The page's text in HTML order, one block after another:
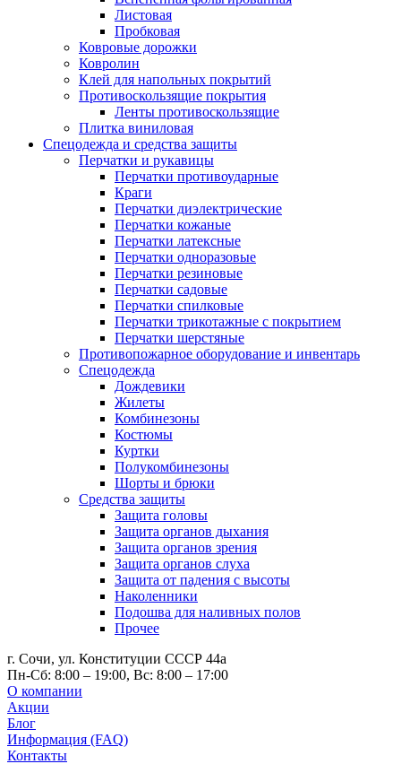
Листовая
Пробковая
Ковровые дорожки
Ковролин
Клей для напольных покрытий
Противоскользящие покрытия
Ленты противоскользящие
Плитка виниловая
Спецодежда и средства защиты
Перчатки и рукавицы
Перчатки противоударные
Краги
Перчатки диэлектрические
Перчатки кожаные
Перчатки латексные
Перчатки одноразовые
Перчатки резиновые
Перчатки садовые
Перчатки спилковые
Перчатки трикотажные с покрытием
Перчатки шерстяные
Противопожарное оборудование и инвентарь
Спецодежда
Дождевики
Жилеты
Комбинезоны
Костюмы
Куртки
Полукомбинезоны
Шорты и брюки
Средства защиты
Защита головы
Защита органов дыхания
Защита органов зрения
Защита органов слуха
Защита от падения с высоты
Наколенники
Подошва для наливных полов
Прочее
г. Сочи, ул. Конституции СССР 44а
Пн-Сб: 8:00 – 19:00, Вс: 8:00 – 17:00
О компании
Акции
Блог
Информация (FAQ)
Контакты